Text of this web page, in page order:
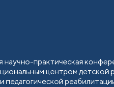
практическая
центром